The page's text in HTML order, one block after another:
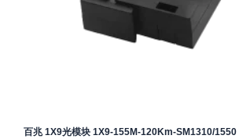
百兆 1X9光模块 1X9-155M-120Km-SM1310/